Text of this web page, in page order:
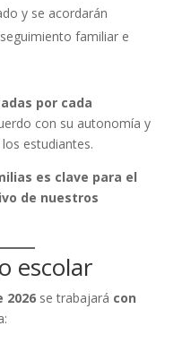
y se acordarán
familiar e
por cada
con su autonomía y
estudiantes.
es clave para el
de nuestros
escolar
2026se trabajará con